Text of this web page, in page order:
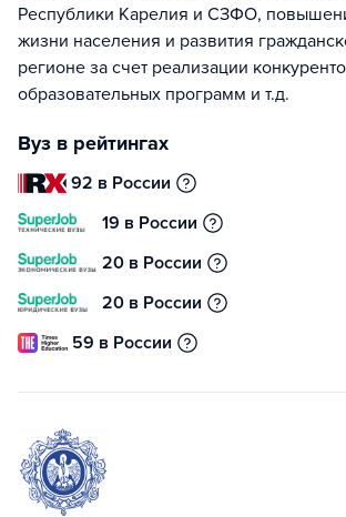
Республики Карелия и СЗФО,
жизни населения и развития
регионе за счет реализации
образовательных программ и т.д.
Вуз в рейтингах
92 в России
19 в России
20 в России
20 в России
59 в России